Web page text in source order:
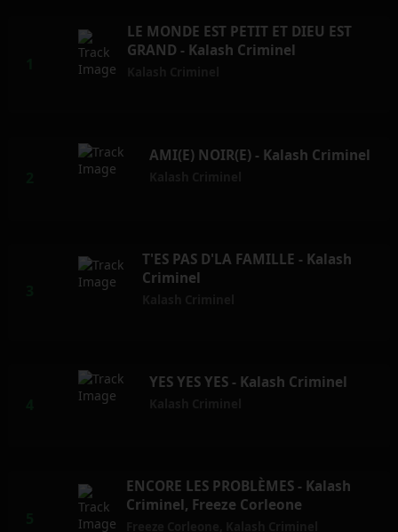
LE MONDE EST PETIT ET DIEU EST
GRAND - Kalash Criminel
AMI(E) NOIR(E) - Kalash Criminel
T'ES PAS D'LA FAMILLE - Kalash
Criminel
YES YES YES - Kalash Criminel
ENCORE LES PROBLÈMES - Kalash
Criminel, Freeze Corleone